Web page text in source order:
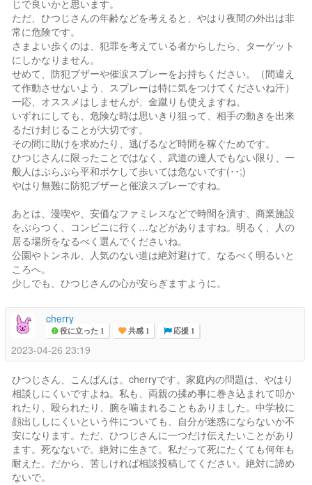
じで良いかと思います。
ただ、ひつじさんの年齢などを考えると、やはり夜間の外出は非
常に危険です。
さまよい歩くのは、犯罪を考えている者からしたら、ターゲット
にしかなりません。
せめて、防犯ブザーや催涙スプレーをお持ちください。（間違え
て作動させないよう、スプレーは特に気をつけてくださいね汗）
一応、オススメはしませんが、金蹴りも使えますね。
いずれにしても、危険な時は思いきり狙って、相手の動きを出来
るだけ封じることが大切です。
その間に助けを求めたり、逃げるなど時間を稼ぐためです。
ひつじさんに限ったことではなく、武道の達人でもない限り、一
般人はぷらぷら平和ボケして歩いては危ないです(･･;)
やはり無難に防犯ブザーと催涙スプレーですね。
あとは、漫喫や、安価なファミレスなどで時間を潰す、商業施設
をぶらつく、コンビニに行く…などがありますね。明るく、人の
居る場所をなるべく選んでくださいね。
公園やトンネル、人気のない道は絶対避けて、なるべく明るいと
ころへ。
少しでも、ひつじさんの心が安らぎますように。
cherry
役に立った 1 共感 1 応援 1
2023-04-26 23:19
ひつじさん、こんばんは。cherryです。家庭内の問題は、やはり
相談しにくいですよね。私も、両親の揉め事に巻き込まれて叩か
れたり、殴られたり、腕を噛まれることもありました。中学校に
顔出ししにくいという件についても、自分が迷惑にならないか不
安になります。ただ、ひつじさんに一つだけ伝えたいことがあり
ます。死なないで。絶対に生きて。私だって死にたくても何年も
耐えた。だから、苦しければ相談投稿してください。絶対に諦め
ないで。